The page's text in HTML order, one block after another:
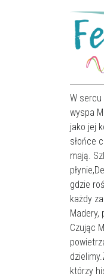
W sercu
wyspa
jako jej
słońce
mają.
gdzie
każdy
Madery,
Czując
którzy